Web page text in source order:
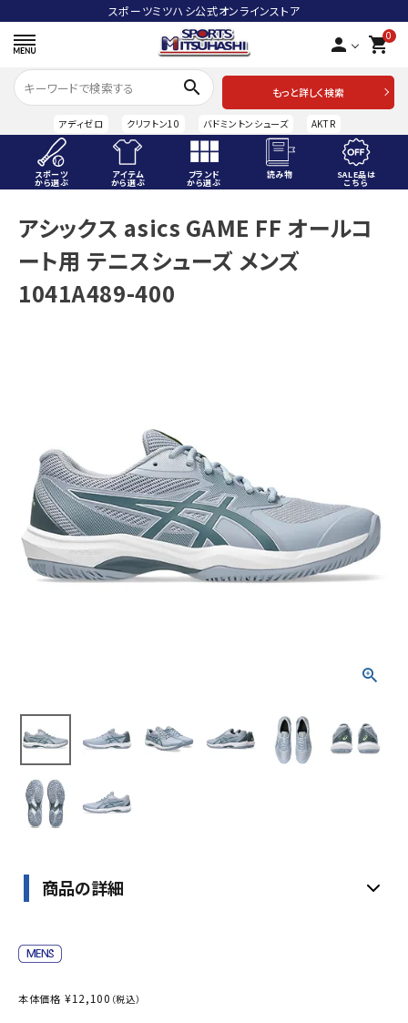
スポーツミツハシ公式オンラインストア
person 0
shopping_cart
search
もっと詳しく検索
アディゼロ クリフトン10 バドミントンシューズ AKTR
スポーツ
から選ぶ
アイテム
から選ぶ
ブランド
から選ぶ
読み物 SALE品は
こちら
ACCOUNT MENU
ようこそ ゲスト 様
meeting_room ログイン person
SALE品はこちら
INFORMATIOM
ご利用ガイド
アシックス asics GAME FF オールコ
ート用 テニスシューズ メンズ
1041A489-400
商品の詳細
本体価格 ¥12,100 （税込）